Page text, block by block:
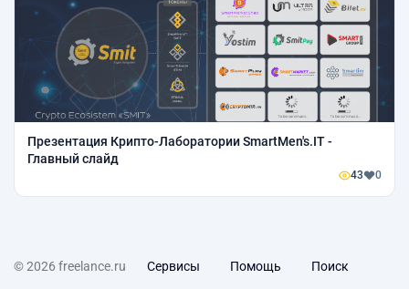
Презентация Крипто-Лаборатории SmartMen's.IT -
Главный слайд
43 0
© 2026 freelance.ru Сервисы Помощь Поиск